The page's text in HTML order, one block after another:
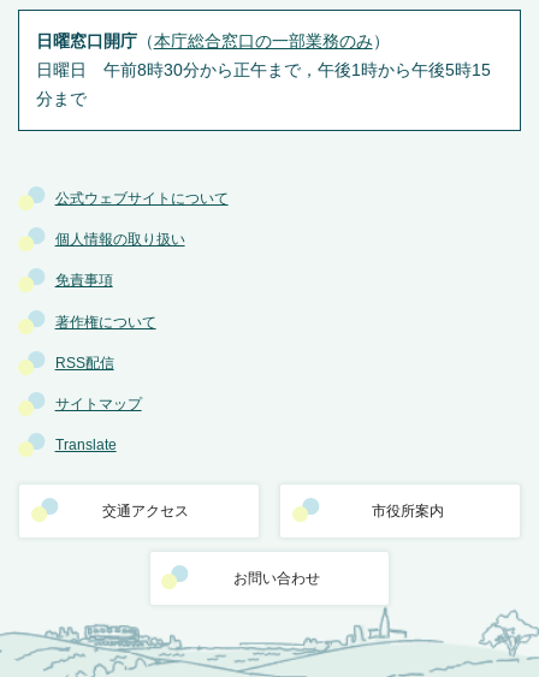
公式ウェブサイトについて
個人情報の取り扱い
免責事項
著作権について
RSS配信
サイトマップ
Translate
交通アクセス 市役所案内
お問い合わせ
日曜窓口開庁（本庁総合窓口の一部業務のみ ）
日曜日 午前8時30分から正午まで，午後1時から午後5時15
分まで